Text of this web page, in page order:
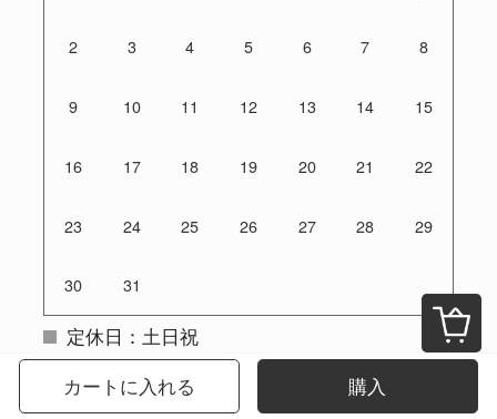
カートに入れる 購入
2 3 4 5 6 7 8
9 10 11 12 13 14 15
16 17 18 19 20 21 22
23 24 25 26 27 28 29
30 31
定休日：土日祝
ご注文は24時間受付けております